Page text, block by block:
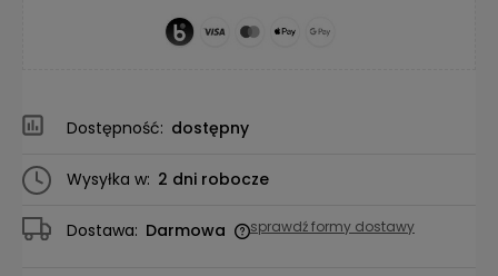
Dostępność: dostępny
Wysyłka w: 2 dni robocze
Dostawa: Darmowa sprawdź formy dostawy